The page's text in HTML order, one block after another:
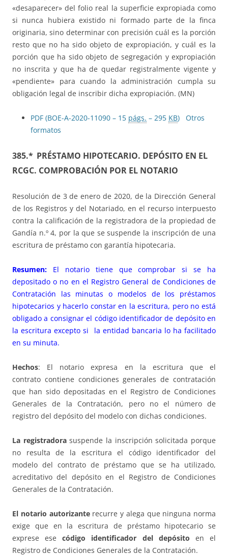
«desaparecer» del folio real la superficie expropiada como
si nunca hubiera existido ni formado parte de la finca
originaria, sino determinar con precisión cuál es la porción
resto que no ha sido objeto de expropiación, y cuál es la
porción que ha sido objeto de segregación y expropiación
no inscrita y que ha de quedar registralmente vigente y
«pendiente» para cuando la administración cumpla su
obligación legal de inscribir dicha expropiación. (MN)
PDF (BOE-A-2020-11090 – 15 págs. – 295 KB)
Otros
formatos
385.* PRÉSTAMO HIPOTECARIO. DEPÓSITO EN EL
RCGC. COMPROBACIÓN POR EL NOTARIO
Resolución de 3 de enero de 2020, de la Dirección General
de los Registros y del Notariado, en el recurso interpuesto
contra la calificación de la registradora de la propiedad de
Gandía n.º 4, por la que se suspende la inscripción de una
escritura de préstamo con garantía hipotecaria.
Resumen: El notario tiene que comprobar si se ha
depositado o no en el Registro General de Condiciones de
Contratación las minutas o modelos de los préstamos
hipotecarios y hacerlo constar en la escritura, pero no está
obligado a consignar el código identificador de depósito en
la escritura excepto si la entidad bancaria lo ha facilitado
en su minuta.
Hechos: El notario expresa en la escritura que el
contrato contiene condiciones generales de contratación
que han sido depositadas en el Registro de Condiciones
Generales de la Contratación, pero no el número de
registro del depósito del modelo con dichas condiciones.
La registradorasuspende la inscripción solicitada porque
no resulta de la escritura el código identificador del
modelo del contrato de préstamo que se ha utilizado,
acreditativo del depósito en el Registro de Condiciones
Generales de la Contratación.
El notario autorizante recurre y alega que ninguna norma
exige que en la escritura de préstamo hipotecario se
exprese esecódigo identificador del depósito en el
Registro de Condiciones Generales de la Contratación.